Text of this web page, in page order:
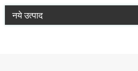
नये उत्पाद